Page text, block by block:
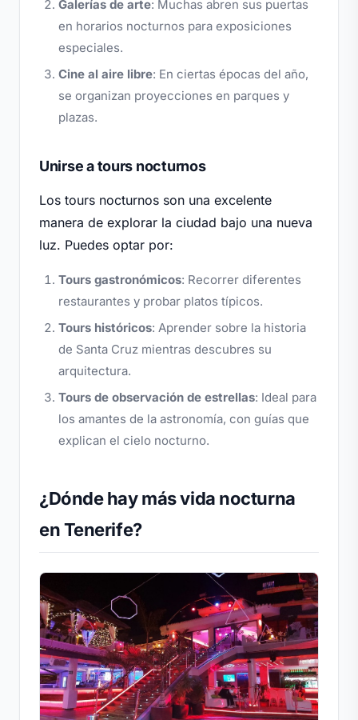
Galerías de arte: Muchas abren sus puertas
en horarios nocturnos para exposiciones
especiales.
Cine al aire libre: En ciertas épocas del año,
se organizan proyecciones en parques y
plazas.
Unirse a tours nocturnos
Los tours nocturnos son una excelente
manera de explorar la ciudad bajo una nueva
luz. Puedes optar por:
Tours gastronómicos: Recorrer diferentes
restaurantes y probar platos típicos.
Tours históricos: Aprender sobre la historia
de Santa Cruz mientras descubres su
arquitectura.
Tours de observación de estrellas: Ideal para
los amantes de la astronomía, con guías que
explican el cielo nocturno.
¿Dónde hay más vida nocturna
en Tenerife?